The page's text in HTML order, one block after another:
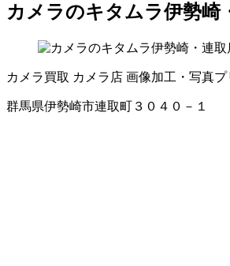
カメラのキタムラ伊勢崎
カメラ買取 カメラ店 画像加工・写真プ
群馬県伊勢崎市連取町３０４０－１